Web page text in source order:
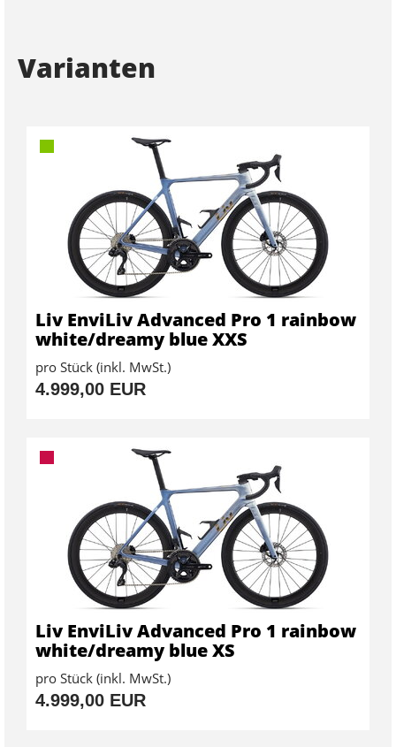
Varianten
Liv EnviLiv Advanced Pro 1 rainbow
white/dreamy blue XXS
pro Stück (inkl. MwSt.)
4.999,00 EUR
Liv EnviLiv Advanced Pro 1 rainbow
white/dreamy blue XS
pro Stück (inkl. MwSt.)
4.999,00 EUR